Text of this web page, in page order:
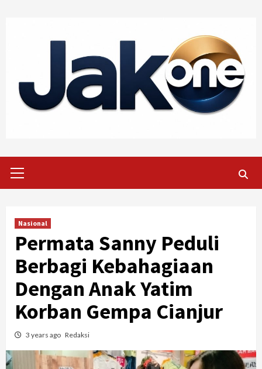
Menu
Nasional
Permata Sanny Peduli
Berbagi Kebahagiaan
Dengan Anak Yatim
Korban Gempa Cianjur
3 years ago Redaksi